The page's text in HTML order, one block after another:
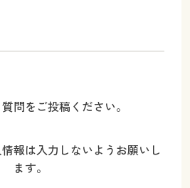
問をご投稿ください。
報は入力しないようお願いし
ます。